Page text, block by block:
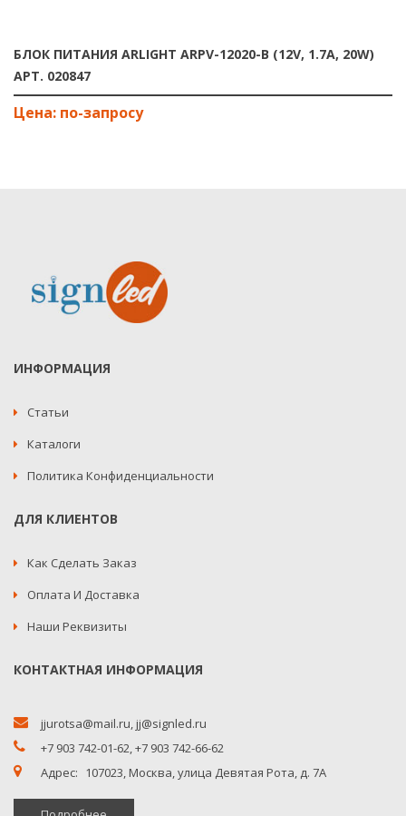
БЛОК ПИТАНИЯ ARLIGHT ARPV-12020-B (12V, 1.7A, 20W)
АРТ. 020847
ИНФОРМАЦИЯ
Статьи
Каталоги
Политика Конфиденциальности
ДЛЯ КЛИЕНТОВ
Как Сделать Заказ
Оплата И Доставка
Наши Реквизиты
КОНТАКТНАЯ ИНФОРМАЦИЯ
jjurotsa@mail.ru,jj@signled.ru
+7 903 742-01-62,+7 903 742-66-62
Адрес: 107023, Москва, улица Девятая Рота, д. 7А